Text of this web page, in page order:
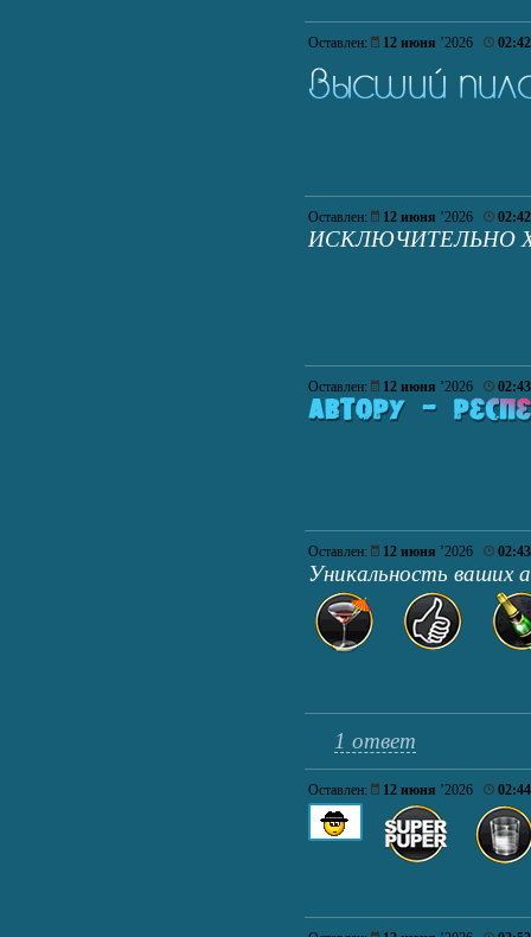
Оставлен: 12 июня ’2026 02:42
Оставлен: 12 июня ’2026 02:42
ИСКЛЮЧИТЕЛЬНО
Оставлен: 12 июня ’2026 02:43
Оставлен: 12 июня ’2026 02:43
Уникальность ваших
1 ответ
Оставлен: 12 июня ’2026 02:44